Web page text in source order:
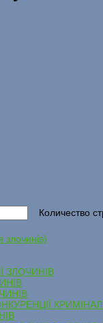
Количество
злочинів)
ЗЛОЧИНІВ